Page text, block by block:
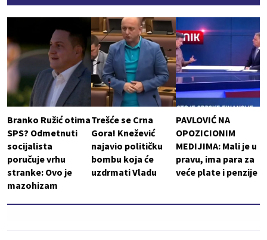
Branko Ružić otima
SPS? Odmetnuti
socijalista
poručuje vrhu
stranke: Ovo je
mazohizam
Trešće se Crna
Gora! Knežević
najavio političku
bombu koja će
uzdrmati Vladu
PAVLOVIĆ NA
OPOZICIONIM
MEDIJIMA: Mali je u
pravu, ima para za
veće plate i penzije